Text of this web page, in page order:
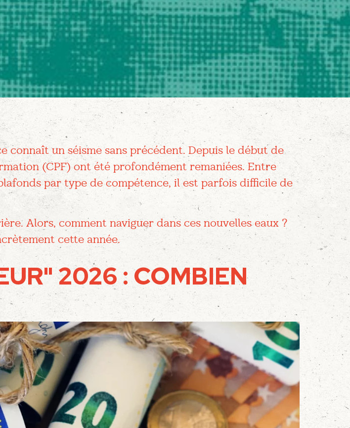
connaît un séisme sans précédent. Depuis le début de
(CPF) ont été profondément remaniées. Entre
par type de compétence, il est parfois difficile de
Alors, comment naviguer dans ces nouvelles eaux ?
cette année.
2026 : COMBIEN